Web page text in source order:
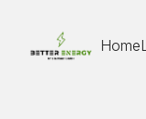
Home